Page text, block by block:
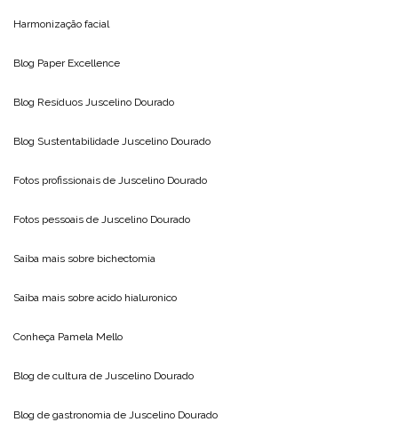
Harmonização facial
Blog Paper Excellence
Blog Resíduos Juscelino Dourado
Blog Sustentabilidade Juscelino Dourado
Fotos profissionais de Juscelino Dourado
Fotos pessoais de Juscelino Dourado
Saiba mais sobre bichectomia
Saiba mais sobre acido hialuronico
Conheça Pamela Mello
Blog de cultura de Juscelino Dourado
Blog de gastronomia de Juscelino Dourado